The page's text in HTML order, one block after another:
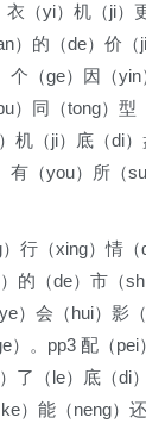
衣（yi）机（ji）
）的（de）价
个（ge）因（
）同（tong）型
机（ji）底（di
有（you）所（
行（xing）情
的（de）市（
）会（hui）影
）。pp3 配（
了（le）底（di
）能（neng）